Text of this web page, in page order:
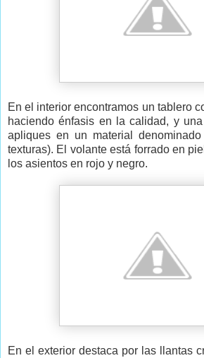
En el interior encontramos un tablero
haciendo énfasis en la calidad, y
apliques en un material
texturas). El volante está forrado en
los asientos en rojo y negro.
En el exterior destaca por las llantas